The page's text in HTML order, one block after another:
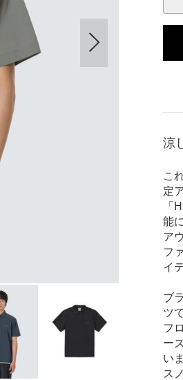
涼
こ
定
「
能
ア
フ
イ
ブ
ツ
フ
ー
い
ス